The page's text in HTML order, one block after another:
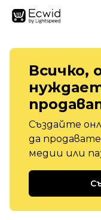
Всичко,
Създайте
да
медии или